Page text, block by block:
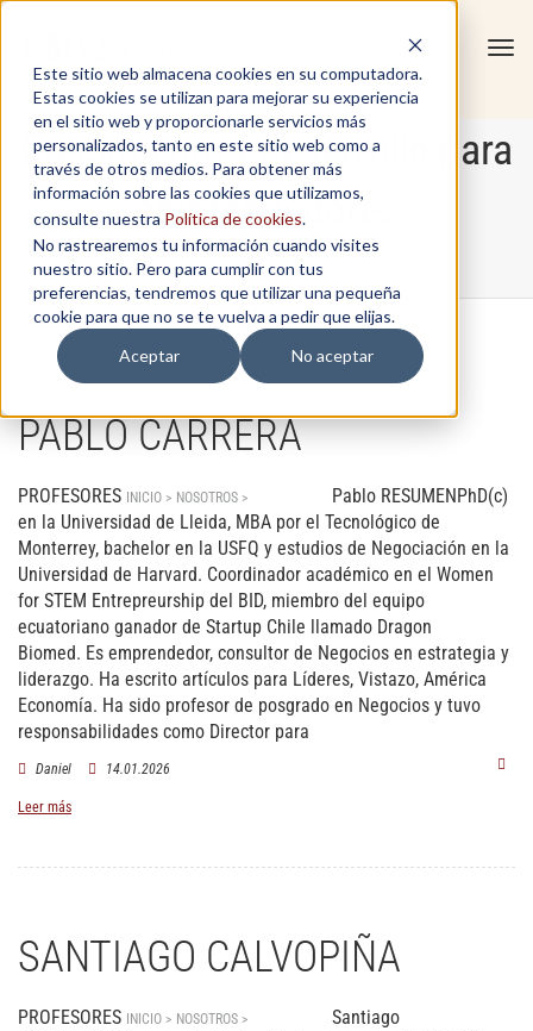
Este sitio web almacena cookies en su computadora.
Estas cookies se utilizan para mejorar su experiencia
en el sitio web y proporcionarle servicios más
personalizados, tanto en este sitio web como a
través de otros medios. Para obtener más
información sobre las cookies que utilizamos,
consulte nuestra Política de cookies.
No rastrearemos tu información cuando visites
nuestro sitio. Pero para cumplir con tus
preferencias, tendremos que utilizar una pequeña
cookie para que no se te vuelva a pedir que elijas.
Aceptar
No aceptar
Crecimiento y desarrollo para
emprendedores
Home / Crecimiento y desarrollo para emprendedores
PABLO CARRERA
PROFESORES INICIO > NOSOTROS >
Pablo RESUMENPhD(c)
en la Universidad de Lleida, MBA por el Tecnológico de
Monterrey, bachelor en la USFQ y estudios de Negociación en la
Universidad de Harvard. Coordinador académico en el Women
for STEM Entrepreurship del BID, miembro del equipo
ecuatoriano ganador de Startup Chile llamado Dragon
Biomed. Es emprendedor, consultor de Negocios en estrategia y
liderazgo. Ha escrito artículos para Líderes, Vistazo, América
Economía. Ha sido profesor de posgrado en Negocios y tuvo
responsabilidades como Director para
Daniel 14.01.2026
Leer más
SANTIAGO CALVOPIÑA
PROFESORES INICIO > NOSOTROS >
Santiago